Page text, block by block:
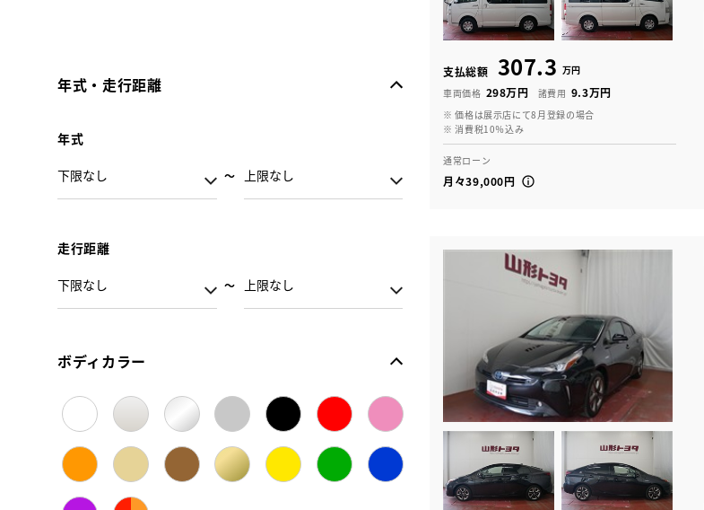
年式・走行距離
年式
走行距離
ボディカラー
支払総額 307.3 万円
車両価格 298万円 諸費用 9.3万円
※ 価格は展示店にて8月登録の場合
※ 消費税10％込み
通常ローン
月々39,000円